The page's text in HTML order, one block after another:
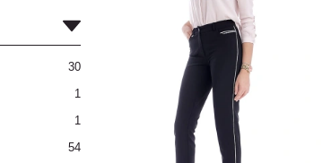
30
1
1
54